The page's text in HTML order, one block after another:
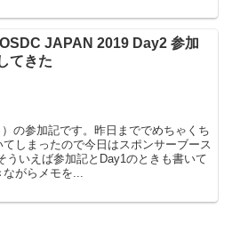
JAPAN 2019 Day2 参加
てきた
の参加記です。昨日まででめちゃくち
しまったので今日はスポンサーブース
ういえば参加記とDay1のときも書いて
ながらメモを...